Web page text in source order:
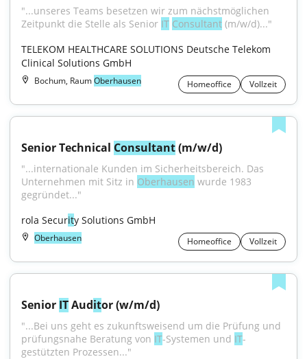
"...unseres Teams besetzen wir zum nächstmöglichen
Zeitpunkt die Stelle als Senior IT Consultant (m/w/d)..."
TELEKOM HEALTHCARE SOLUTIONS Deutsche Telekom
Clinical Solutions GmbH
Bochum, RaumOberhausen Homeoffice Vollzeit
Senior Technical Consultant (m/w/d)
"...internationale Kunden im Sicherheitsbereich. Das
Unternehmen mit Sitz in Oberhausen wurde 1983
gegründet..."
rola Security Solutions GmbH
Oberhausen Homeoffice Vollzeit
Senior IT Auditor (w/m/d)
"...Bei uns geht es zukunftsweisend um die Prüfung und
prüfungsnahe Beratung von IT-Systemen und IT-
gestützten Prozessen..."